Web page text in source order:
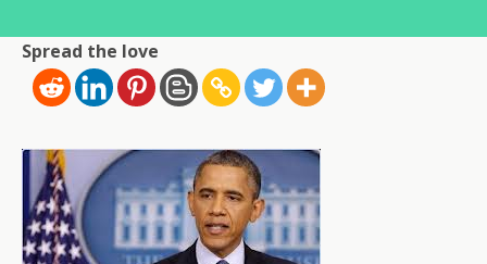
Spread the love